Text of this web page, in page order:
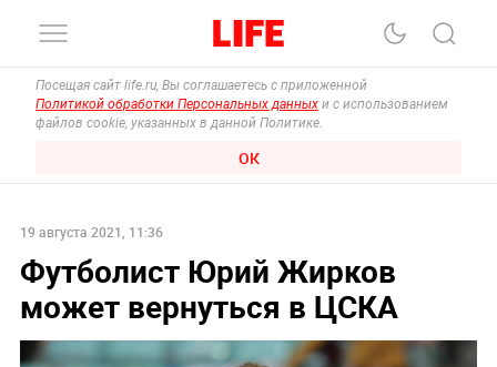
Посещая сайт life.ru, Вы соглашаетесь с приложенной
Политикой обработки Персональных данных и с использованием
файлов cookie, указанных в данной Политике.
ОК
19 августа 2021, 11:36
Футболист Юрий Жирков
может вернуться в ЦСКА